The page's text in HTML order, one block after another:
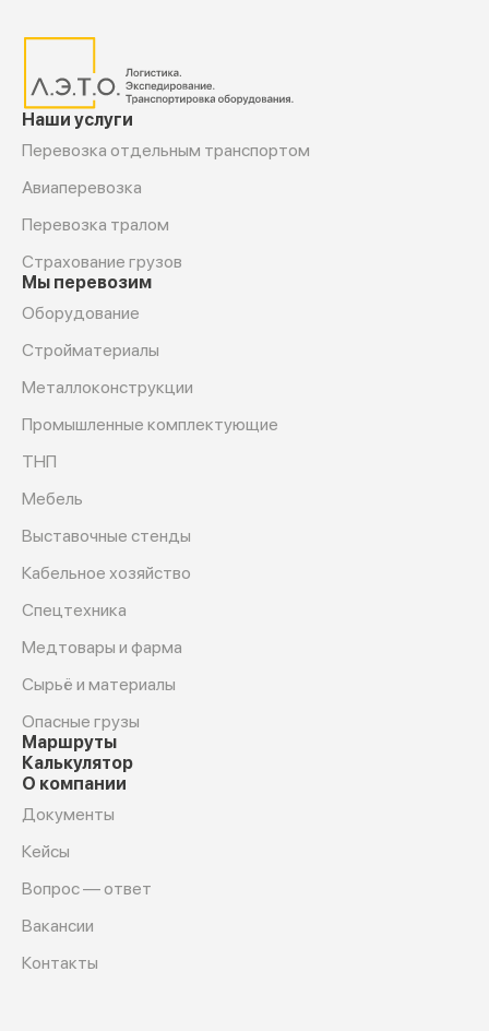
Наши услуги
Перевозка отдельным транспортом
Авиаперевозка
Перевозка тралом
Страхование грузов
Мы перевозим
Оборудование
Cтройматериалы
Металлоконструкции
Промышленные комплектующие
ТНП
Мебель
Выставочные стенды
Кабельное хозяйство
Спецтехника
Медтовары и фарма
Сырьё и материалы
Опасные грузы
Маршруты
Калькулятор
О компании
Документы
Кейсы
Вопрос — ответ
Вакансии
Контакты